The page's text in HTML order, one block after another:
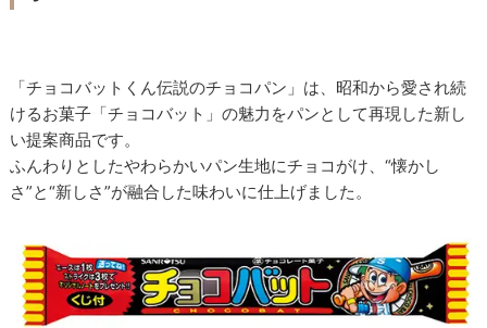
「チョコバットくん伝説のチョコパン」は、昭和から愛され続
けるお菓子「チョコバット」の魅力をパンとして再現した新し
い提案商品です。
ふんわりとしたやわらかいパン生地にチョコがけ、“懐かし
さ”と“新しさ”が融合した味わいに仕上げました。